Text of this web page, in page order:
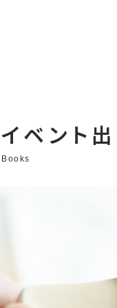
イベント
Books